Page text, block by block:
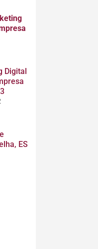
Digital
ES